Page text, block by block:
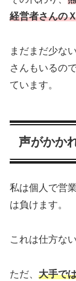
経営者さんの
まだまだ少な
さんもいるの
ています。
声がかか
私は個人で営
は負けます。
これは仕方な
ただ、 大手で